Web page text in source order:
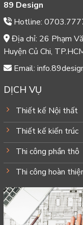
89 Design
Hotline:
Địa chỉ: 26 Phạm
Huyện Củ Chi,
Email:
DỊCH VỤ
Thiết kế Nội thất
Thiết kế kiến trúc
Thi công phần thô
Thi công hoàn